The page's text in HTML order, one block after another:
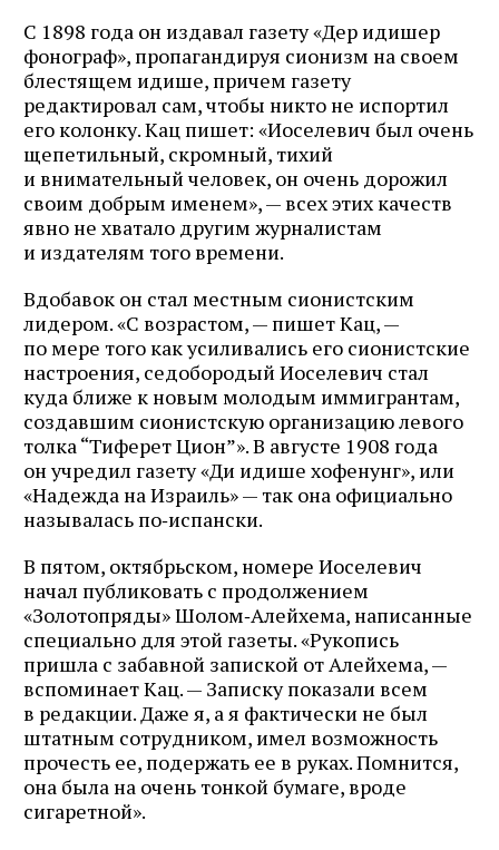
С 1898 года он издавал газету «Дер идишер
фонограф», пропагандируя сионизм на своем
блестящем идише, причем газету
редактировал сам, чтобы никто не испортил
его колонку. Кац пишет: «Иоселевич был очень
щепетильный, скромный, тихий
и внимательный человек, он очень дорожил
своим добрым именем», — всех этих качеств
явно не хватало другим журналистам
и издателям того времени.
Вдобавок он стал местным сионистским
лидером. «С возрастом, — пишет Кац, —
по мере того как усиливались его сионистские
настроения, седобородый Иоселевич стал
куда ближе к новым молодым иммигрантам,
создавшим сионистскую организацию левого
толка “Тиферет Цион”». В августе 1908 года
он учредил газету «Ди идише хофенунг», или
«Надежда на Израиль» — так она официально
называлась по‑испански.
В пятом, октябрьском, номере Иоселевич
начал публиковать с продолжением
«Золотопряды» Шолом‑Алейхема, написанные
специально для этой газеты. «Рукопись
пришла с забавной запиской от Алейхема, —
вспоминает Кац. — Записку показали всем
в редакции. Даже я, а я фактически не был
штатным сотрудником, имел возможность
прочесть ее, подержать ее в руках. Помнится,
она была на очень тонкой бумаге, вроде
сигаретной».